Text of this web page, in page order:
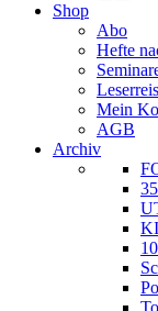
Shop
Abo
Hefte
Mein
AGB
Archiv